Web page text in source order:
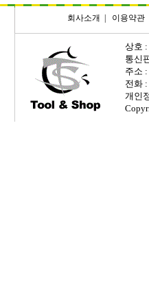
회사소개 이용약관
상호
통신
주소
전화
개인